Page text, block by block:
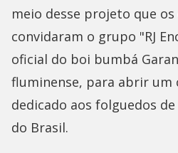
meio desse projeto que
convidaram o grupo "RJ
oficial do boi bumbá
fluminense, para abrir um
dedicado aos folguedos
do Brasil.